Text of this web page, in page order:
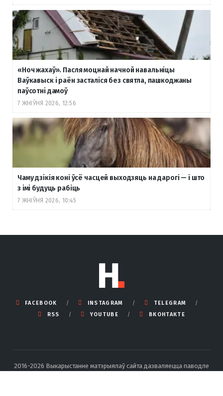
«Ноч жахаў». Пасля моцнай начной навальніцы
Ваўкавыск і раён засталіся без святла, пашкоджаны
паўсотні дамоў
7 ЖНІЎНЯ 2026, 12:56
Чаму дзікія коні ўсё часцей выходзяць на дарогі — і што
з імі будуць рабіць
7 ЖНІЎНЯ 2026, 10:45
FACEBOOK INSTAGRAM
TELEGRAM
RSS
YOUTUBE ВКОНТАКТЕ
2016-2026 Выкарыстанне матэрыялаў сайта дазваляецца паводле